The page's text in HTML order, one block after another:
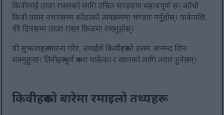
किवीलाई ताजा राख्नको लागि उचित भण्डारण महत्वपूर्ण छ। काँचो
किवी तयार नभएसम्म कोठाको तापक्रममा भण्डार गर्नुहोस्। पाकेपछि,
धेरै दिनसम्म ताजा राख्न फ्रिजमा राख्नुहोस्।
यी सुझावहरू पालना गरेर, तपाईंले किवीहरूको उत्तम आनन्द लिन
सक्नुहुन्छ। तिनीहरू पूर्ण रूपमा पाकेका र खानको लागि तयार हुनेछन्।
किवीहरूको बारेमा रमाइलो तथ्यहरू